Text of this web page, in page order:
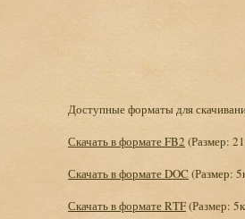
Доступные форматы для
Скачать в формате FB2 (Размер:
Скачать в формате DOC (Размер:
Скачать в формате RTF(Размер: